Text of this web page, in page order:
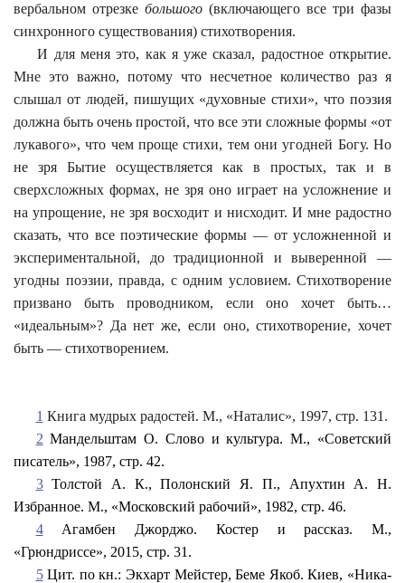
вербальном отрезке большого (включающего все три фазы
синхронного существования) стихотворения.
И для меня это, как я уже сказал, радостное открытие.
Мне это важно, потому что несчетное количество раз я
слышал от людей, пишущих «духовные стихи», что поэзия
должна быть очень простой, что все эти сложные формы «от
лукавого», что чем проще стихи, тем они угодней Богу. Но
не зря Бытие осуществляется как в простых, так и в
сверхсложных формах, не зря оно играет на усложнение и
на упрощение, не зря восходит и нисходит. И мне радостно
сказать, что все поэтические формы — от усложненной и
экспериментальной, до традиционной и выверенной —
угодны поэзии, правда, с одним условием. Стихотворение
призвано быть проводником, если оно хочет быть…
«идеальным»? Да нет же, если оно, стихотворение, хочет
быть — стихотворением.
1 Книга мудрых радостей. М., «Наталис», 1997, стр. 131.
2 Мандельштам О. Слово и культура. М., «Советский
писатель», 1987, стр. 42.
3Толстой А. К., Полонский Я. П., Апухтин А. Н.
Избранное. М., «Московский рабочий», 1982, стр. 46.
4Агамбен Джорджо. Костер и рассказ. М.,
«Грюндриссе», 2015, стр. 31.
5Цит. по кн.: Экхарт Мейстер, Беме Якоб. Киев, «Ника-